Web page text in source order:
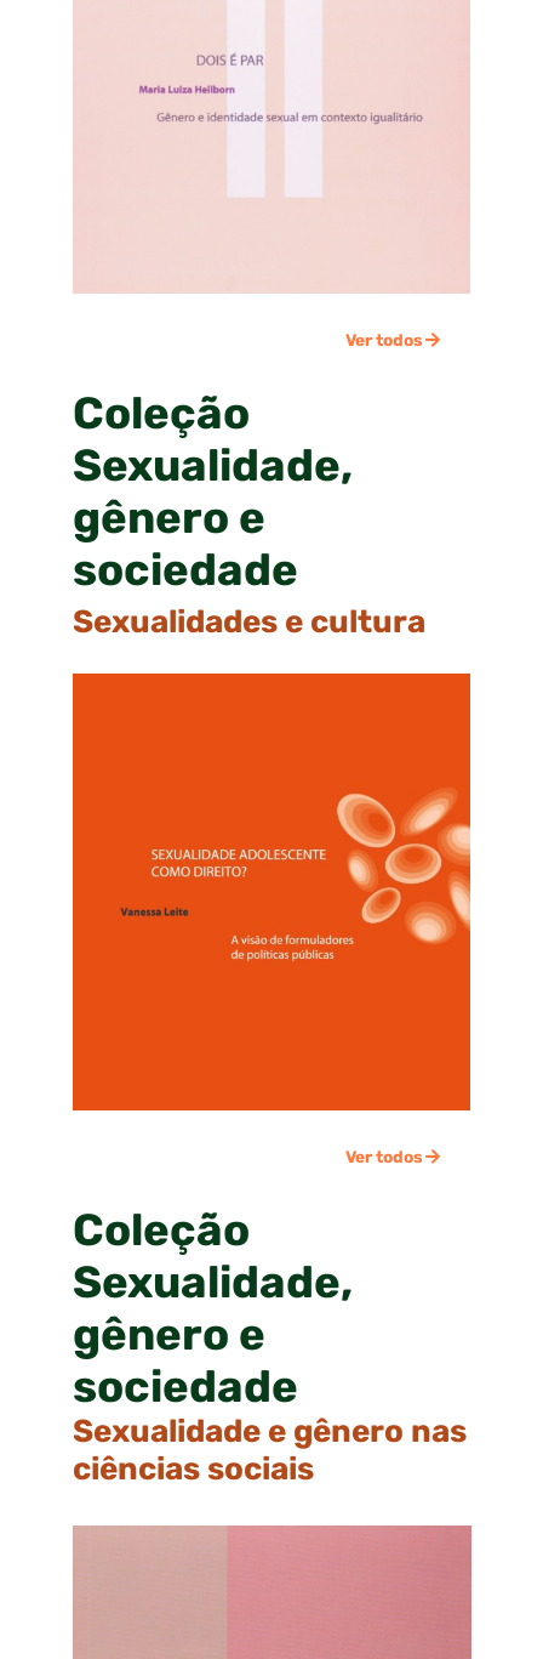
Ver todos
Coleção
Sexualidade,
gênero e
sociedade
Sexualidades e cultura
Ver todos
Coleção
Sexualidade,
gênero e
sociedade
Sexualidade e gênero nas
ciências sociais